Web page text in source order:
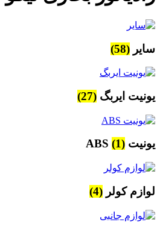
سایر (58)
یونیت ایربگ (27)
یونیت ABS (1)
لوازم کولر (4)